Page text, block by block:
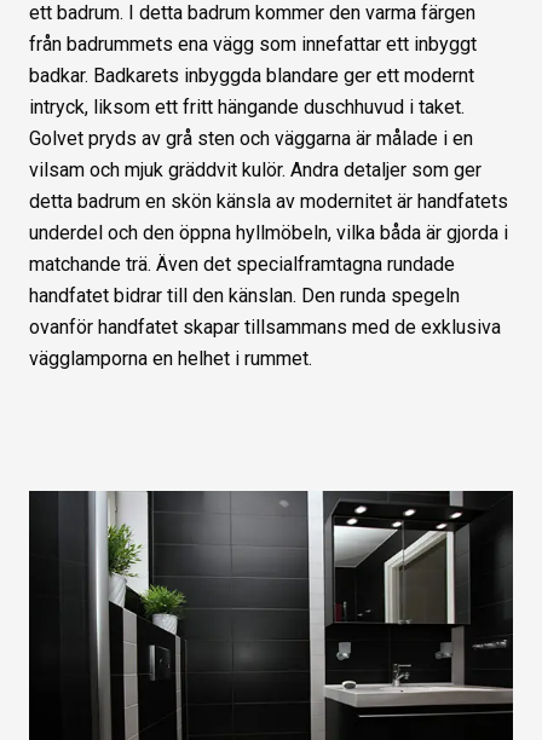
ett badrum. I detta badrum kommer den varma färgen
från badrummets ena vägg som innefattar ett inbyggt
badkar. Badkarets inbyggda blandare ger ett modernt
intryck, liksom ett fritt hängande duschhuvud i taket.
Golvet pryds av grå sten och väggarna är målade i en
vilsam och mjuk gräddvit kulör. Andra detaljer som ger
detta badrum en skön känsla av modernitet är handfatets
underdel och den öppna hyllmöbeln, vilka båda är gjorda i
matchande trä. Även det specialframtagna rundade
handfatet bidrar till den känslan. Den runda spegeln
ovanför handfatet skapar tillsammans med de exklusiva
vägglamporna en helhet i rummet.